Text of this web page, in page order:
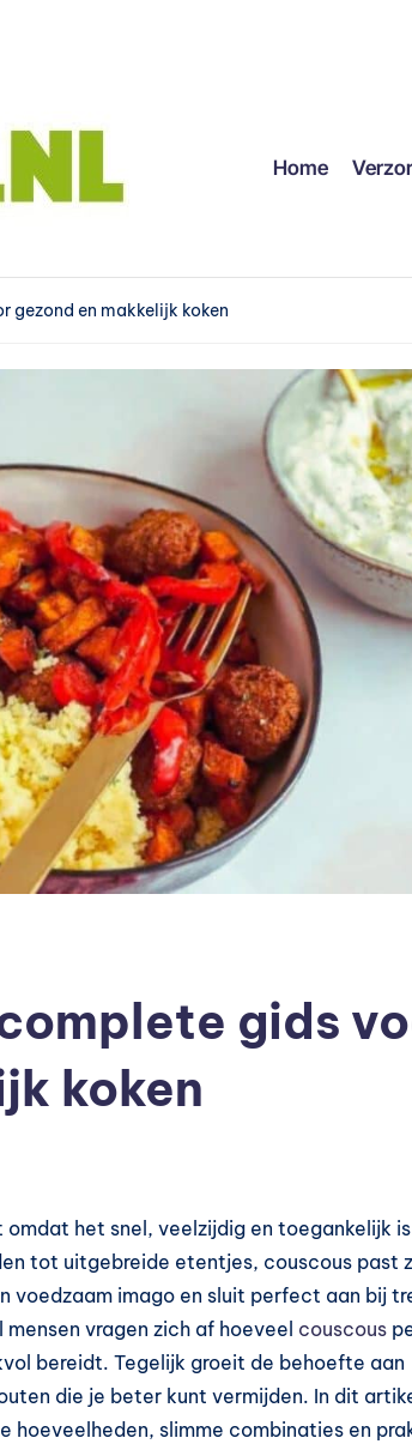
Home
gezond en makkelijk koken
gids
koken
het snel, veelzijdig en toegankelijk
tot uitgebreide etentjes, couscous past
voedzaam imago en sluit perfect aan bij
vragen zich af hoeveel couscous
bereidt. Tegelijk groeit de behoefte aan
die je beter kunt vermijden. In dit
hoeveelheden, slimme combinaties en